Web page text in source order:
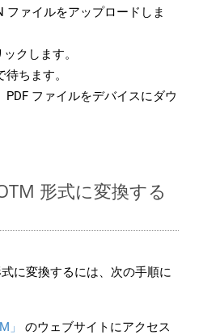
ファイルをアップロードしま
クします。
ちます。
PDF ファイルをデバイスにダウ
形式に変換する
に変換するには、次の手順に
」
のウェブサイトにアクセス